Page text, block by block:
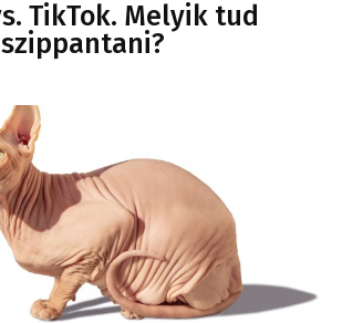
TikTok. Melyik tud